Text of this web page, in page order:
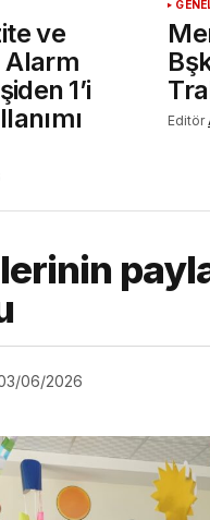
ve
Alarm
1’i
Editör
06/2026